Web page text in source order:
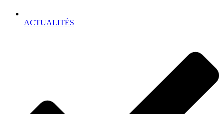
ACTUALITÉS